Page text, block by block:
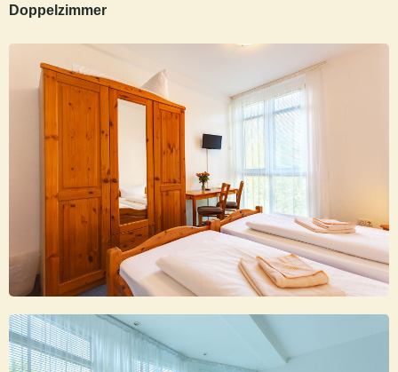
Doppelzimmer